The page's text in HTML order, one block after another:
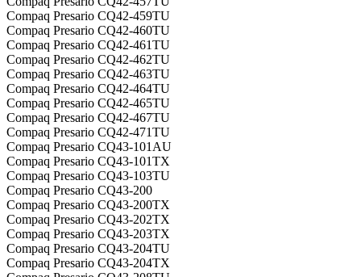
Compaq Presario CQ42-459TU
Compaq Presario CQ42-460TU
Compaq Presario CQ42-461TU
Compaq Presario CQ42-462TU
Compaq Presario CQ42-463TU
Compaq Presario CQ42-464TU
Compaq Presario CQ42-465TU
Compaq Presario CQ42-467TU
Compaq Presario CQ42-471TU
Compaq Presario CQ43-101AU
Compaq Presario CQ43-101TX
Compaq Presario CQ43-103TU
Compaq Presario CQ43-200
Compaq Presario CQ43-200TX
Compaq Presario CQ43-202TX
Compaq Presario CQ43-203TX
Compaq Presario CQ43-204TU
Compaq Presario CQ43-204TX